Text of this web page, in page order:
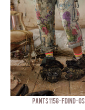
PANTS 1158-FDIND-OS